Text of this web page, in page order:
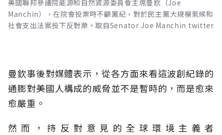
美國聯邦參議院能源和自然資源委員會主席曼欽（Joe
Manchin），在院會投票時不顧黨紀，對於民主黨大規模氣候和
社會支出法案投下反對票。取自Senator Joe Manchin twitter
曼欽事後對媒體表示，從各方面來看這波創紀錄的
通膨對美國人構成的威脅並不是暫時的，而是愈來
愈嚴重。
然而，持反對意見的全球環境主義者